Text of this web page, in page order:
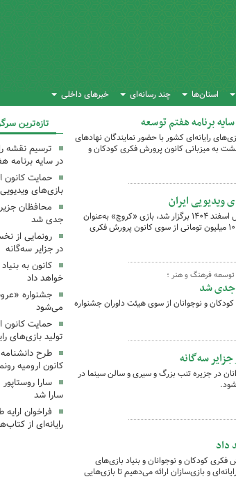
استان‌ها چند رسانه‌ای خبرهای داخلی
برنامه هفتم توسعه
رایانه‌ای کشور با حضور نمایندگان نهادهای
و فعالان بخش خصوصی روز دوشنبه ۲۱ اردیبهشت به میزبانی کانون پرورش فکری کودکان و
ویدیویی ایران
در آیین پایانی جشنواره بازی‌های ویدیویی ایران که شامگاه اول اسفند ۱۴۰۴ برگزار شد، بازی «کروچ» به‌عنوان
بهترین بازی ویژه کودکان و نوجوانان معرفی شد و یک جایزه ۱۰۰ میلیون تومانی از سوی کانون پرورش فکری
فرهنگ و هنر ؛
جدی شد
و نوجوانان از سوی هیئت داوران جشنواره
سه‌گانه
در جزیره تنب بزرگ و سیری و سالن سینما در
داد
کودکان و نوجوانان و بنیاد بازی‌های
و بازی‌سازان ارائه می‌دهیم تا بازی‌هایی
تازه‌ترین
ترسیم نقشه
در سایه برنامه
حمایت کانون
بازی‌های ویدیویی
محافظان
جدی شد
رونمایی از
در جزایر سه‌گانه
کانون به
خواهد داد
جشنواره
می‌شود
حمایت کانون
تولید بازی‌های
طرح
کانون ارومیه
سارا
سارا شد
فراخوان
رایانه‌ای از